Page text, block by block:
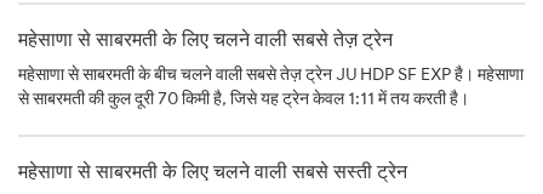
महेसाणा से साबरमती के लिए चलने वाली सबसे तेज़ ट्रेन
महेसाणा से साबरमती के बीच चलने वाली सबसे तेज़ ट्रेन JU HDP SF EXP है। महेसाणा
से साबरमती की कुल दूरी 70 किमी है, जिसे यह ट्रेन केवल 1:11 में तय करती है।
महेसाणा से साबरमती के लिए चलने वाली सबसे सस्ती ट्रेन